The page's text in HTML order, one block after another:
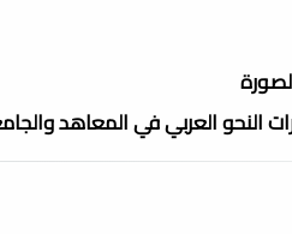
النحو العربي في المعاهد